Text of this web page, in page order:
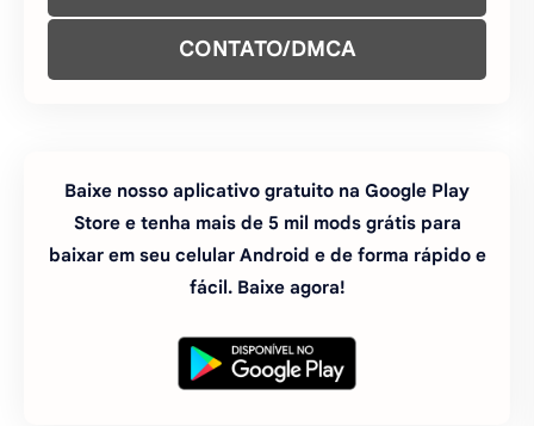
CONTATO/DMCA
Baixe nosso aplicativo gratuito na Google Play
Store e tenha mais de 5 mil mods grátis para
baixar em seu celular Android e de forma rápido e
fácil. Baixe agora!